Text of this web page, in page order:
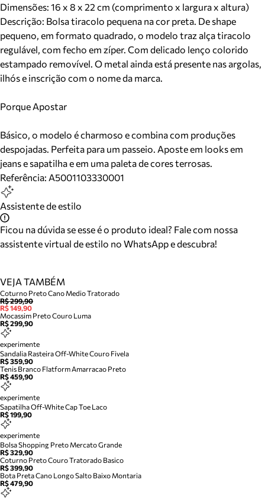
Dimensões: 16 x 8 x 22 cm (comprimento x largura x altura)
Descrição: Bolsa tiracolo pequena na cor preta. De shape
pequeno, em formato quadrado, o modelo traz alça tiracolo
regulável, com fecho em zíper. Com delicado lenço colorido
estampado removível. O metal ainda está presente nas argolas,
ilhós e inscrição com o nome da marca.
Porque Apostar
Básico, o modelo é charmoso e combina com produções
despojadas. Perfeita para um passeio. Aposte em looks em
jeans e sapatilha e em uma paleta de cores terrosas.
Referência: A5001103330001
Assistente de estilo
Ficou na dúvida se esse é o produto ideal? Fale com nossa
assistente virtual de estilo no WhatsApp e descubra!
VEJA TAMBÉM
Coturno Preto Cano Medio Tratorado
R$ 299,90
R$ 149,90
Mocassim Preto Couro Luma
R$ 299,90
experimente
Sandalia Rasteira Off-White Couro Fivela
R$ 359,90
Tenis Branco Flatform Amarracao Preto
R$ 459,90
experimente
Sapatilha Off-White Cap Toe Laco
R$ 199,90
experimente
Bolsa Shopping Preto Mercato Grande
R$ 329,90
Coturno Preto Couro Tratorado Basico
R$ 399,90
Bota Preta Cano Longo Salto Baixo Montaria
R$ 479,90